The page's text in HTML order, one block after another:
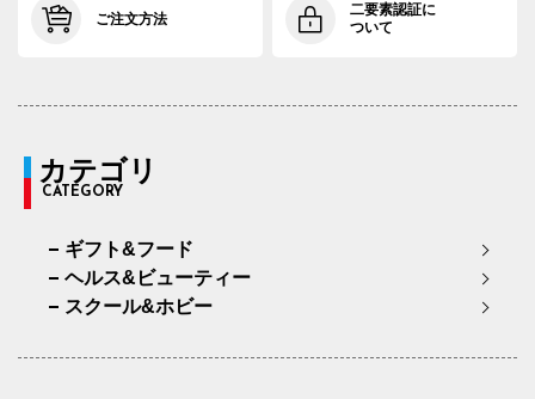
ご注文方法
二要素認証に
ついて
カテゴリ
CATEGORY
ギフト&フード
ヘルス&ビューティー
スクール&ホビー